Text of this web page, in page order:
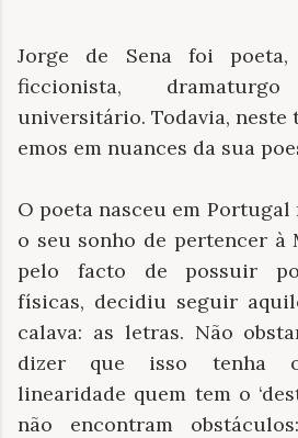
Jorge de Sena foi poeta,
ficcionista,
universitário. Todavia,
emos em nuances da sua
O poeta nasceu em Portugal
o seu sonho de pertencer à
pelo facto de possuir
físicas, decidiu seguir
calava: as letras. Não
dizer que isso tenha
linearidade quem tem o
não encontram